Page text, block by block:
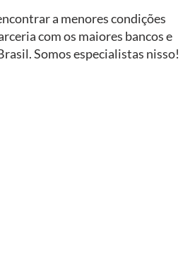
a menores condições
com os maiores bancos e
Somos especialistas nisso!